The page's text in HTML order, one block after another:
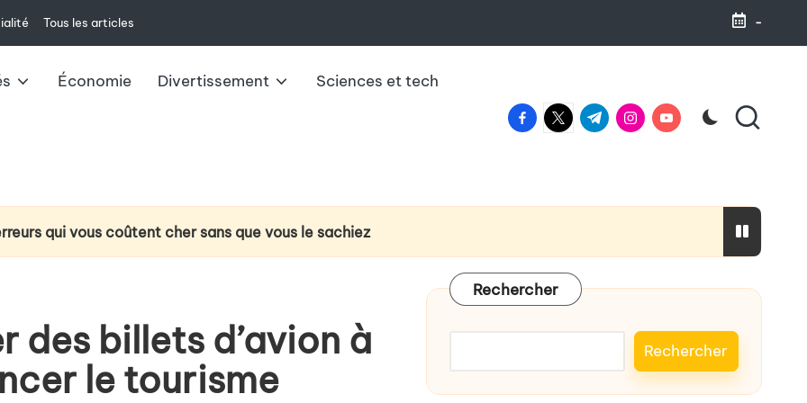
Tous les articles -
Économie Divertissement Sciences et tech
facebook.com
twitter.com
t.me instagram.com
youtube.com
qui vous coûtent cher sans que vous le sachiez
du livret A : ce qu’il faut savoir
casque VR Meta Quest 3 au-delà du jeu vidéo
des billets d’avion à
le tourisme
Rechercher
Rechercher